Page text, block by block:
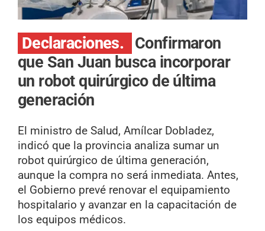
Declaraciones.
Confirmaron
que San Juan busca incorporar
un robot quirúrgico de última
generación
El ministro de Salud, Amílcar Dobladez,
indicó que la provincia analiza sumar un
robot quirúrgico de última generación,
aunque la compra no será inmediata. Antes,
el Gobierno prevé renovar el equipamiento
hospitalario y avanzar en la capacitación de
los equipos médicos.